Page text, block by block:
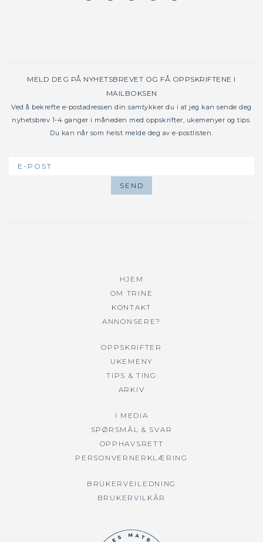
MELD DEG PÅ NYHETSBREVET OG FÅ OPPSKRIFTENE I
MAILBOKSEN
Ved å bekrefte e-postadressen din samtykker du i at jeg kan sende deg
nyhetsbrev 1-4 ganger i måneden med oppskrifter, ukemenyer og tips.
Du kan når som helst melde deg av e-postlisten.
HJEM
OM TRINE
KONTAKT
ANNONSERE?
OPPSKRIFTER
UKEMENY
TIPS & TING
ARKIV
I MEDIA
SPØRSMÅL & SVAR
OPPHAVSRETT
PERSONVERNERKLÆRING
BRUKERVEILEDNING
BRUKERVILKÅR